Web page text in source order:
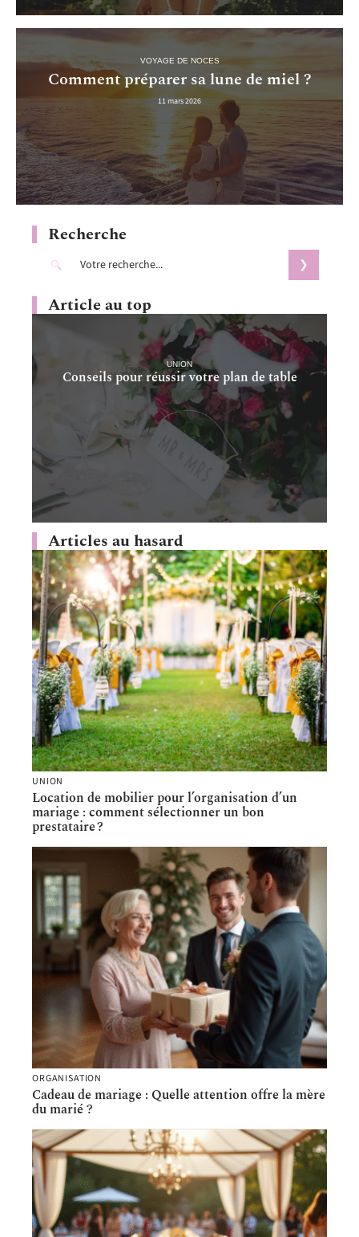
VOYAGE DE NOCES
Comment préparer sa lune de miel ?
11 mars 2026
Recherche
Article au top
UNION
Conseils pour réussir votre plan de table
Articles au hasard
UNION
Location de mobilier pour l’organisation d’un
mariage : comment sélectionner un bon
prestataire ?
ORGANISATION
Cadeau de mariage : Quelle attention offre la mère
du marié ?